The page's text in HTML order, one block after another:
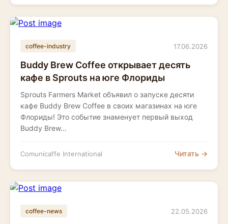
coffee-industry 17.06.2026
Buddy Brew Coffee открывает десять
кафе в Sprouts на юге Флориды
Sprouts Farmers Market объявил о запуске десяти
кафе Buddy Brew Coffee в своих магазинах на юге
Флориды! Это событие знаменует первый выход
Buddy Brew...
Comunicaffe International Читать →
coffee-news 22.05.2026